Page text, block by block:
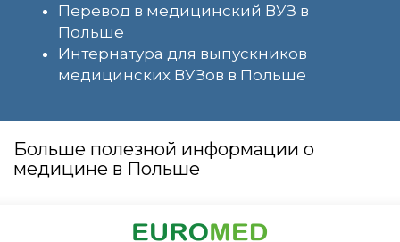
Перевод в медицинский ВУЗ в
Польше
Интернатура для выпускников
медицинских ВУЗов в Польше
Больше полезной информации о
медицине в Польше